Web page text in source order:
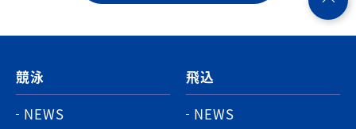
競泳
NEWS
飛込
NEWS